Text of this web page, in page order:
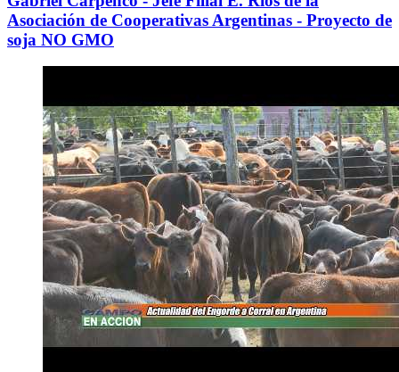
Asociación de Cooperativas Argentinas - Proyecto de
soja NO GMO